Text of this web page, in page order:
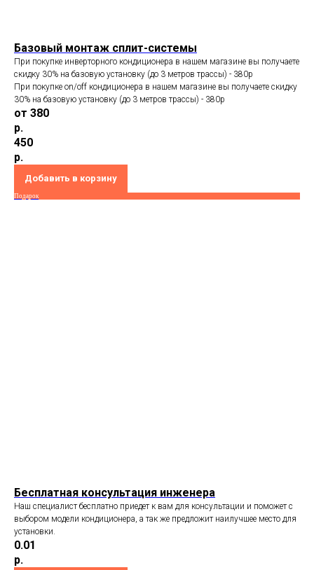
Базовый монтаж сплит-системы
При покупке инверторного кондиционера в нашем магазине вы получаете
скидку 30% на базовую установку (до 3 метров трассы) - 380p
При покупке on/off кондиционера в нашем магазине вы получаете скидку
30% на базовую установку (до 3 метров трассы) - 380p
от 380
р.
450
р.
Добавить в корзину
Подарок
Бесплатная консультация инженера
Наш специалист бесплатно приедет к вам для консультации и поможет с
выбором модели кондиционера, а так же предложит наилучшее место для
установки.
0.01
р.